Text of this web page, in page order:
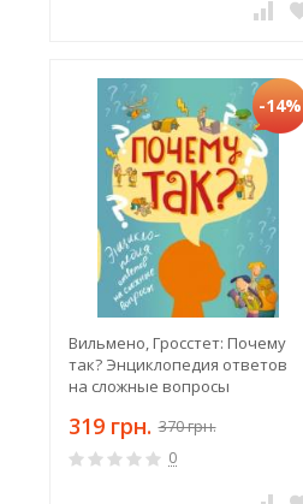
-14%
Вильмено, Гросстет: Почему
так? Энциклопедия ответов
на сложные вопросы
319 грн. 370 грн.
0